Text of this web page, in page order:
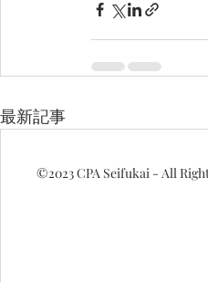
最新記事
©2023CPA Seifukai - All